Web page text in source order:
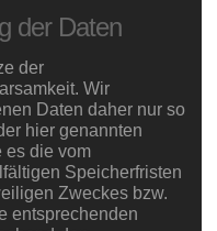
der Daten
der
Wir
Daten daher nur so
hier genannten
es die vom
Speicherfristen
Zweckes bzw.
entsprechenden